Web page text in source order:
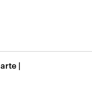
arte |